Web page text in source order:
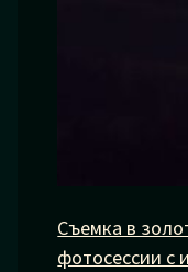
Съемка в
фотосессии с